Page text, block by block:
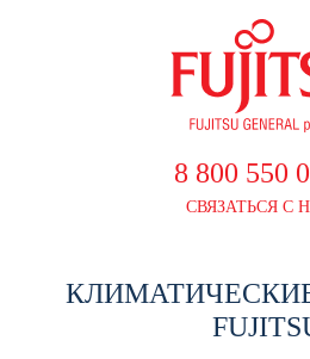
8 800 550
СВЯЗАТЬСЯ С